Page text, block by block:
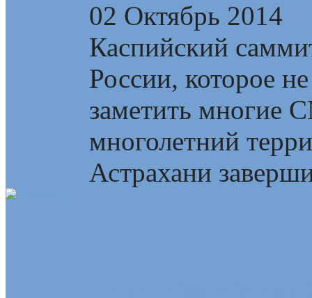
02 Октябрь 2014
Каспийский
России, которое
заметить многие
многолетний
Астрахани